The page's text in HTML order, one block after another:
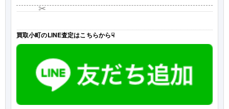
✂
買取小町のLINE査定はこちらから☟